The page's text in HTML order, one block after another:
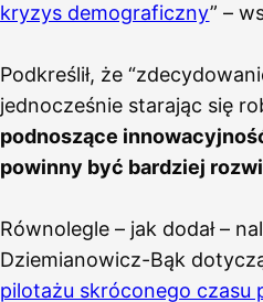
kryzys demograficzny” –
Podkreślił, że
jednocześnie starając się
podnoszące
powinny być bardziej
Równolegle – jak dodał –
Dziemianowicz-Bąk
pilotażu skróconego czasu